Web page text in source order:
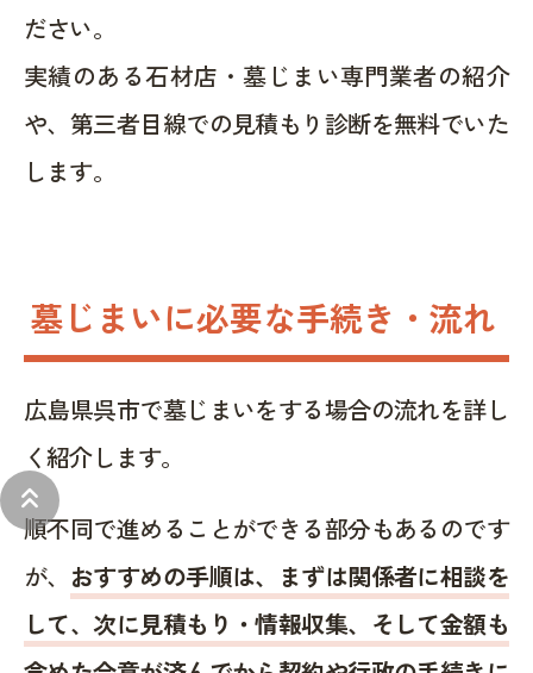
keyboard_double_arrow_up
ださい。
実績のある石材店・墓じまい専門業者の紹介
や、第三者目線での見積もり診断を無料でいた
します。
墓じまいに必要な手続き・流れ
広島県呉市で墓じまいをする場合の流れを詳し
く紹介します。
順不同で進めることができる部分もあるのです
が、 おすすめの手順は、まずは関係者に相談を
して、次に見積もり・情報収集、そして金額も